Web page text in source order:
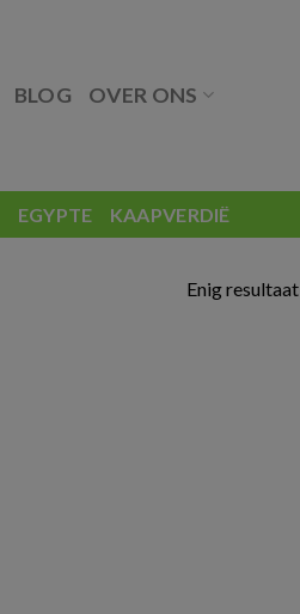
BLOG OVER ONS
EGYPTE KAAPVERDIË
Enig resultaat